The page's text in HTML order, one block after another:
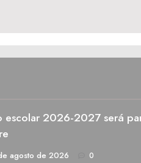
escolar 2026-2027 será
agosto de 2026 0